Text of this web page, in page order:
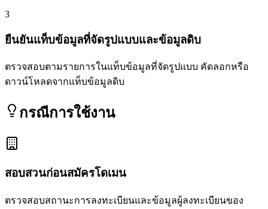
3
ยืนยันแท็บข้อมูลที่จัดรูปแบบและข้อมูลดิบ
ตรวจสอบตามรายการในแท็บข้อมูลที่จัดรูปแบบ คัดลอกหรือ
ดาวน์โหลดจากแท็บข้อมูลดิบ
กรณีการใช้งาน
สอบสวนก่อนสมัครโดเมน
ตรวจสอบสถานะการลงทะเบียนและข้อมูลผู้ลงทะเบียนของ